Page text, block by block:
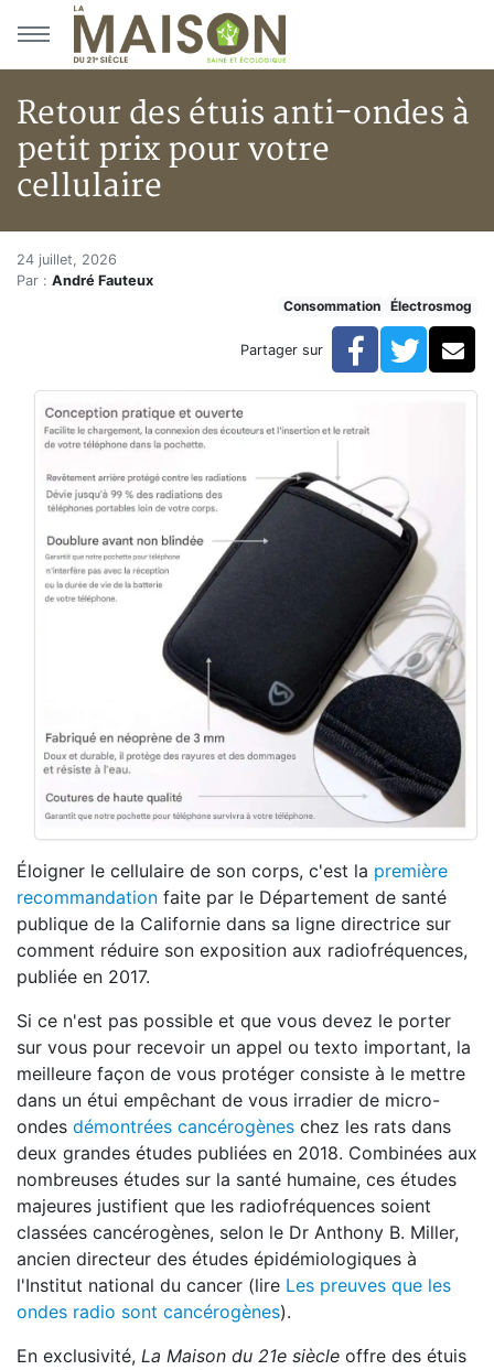
Aller au menu principal
Aller au contenu principal
Retour des étuis anti-ondes à
petit prix pour votre
cellulaire
Accueil
Articles
Retour des étuis anti-ondes à petit prix pour votre
Retour des étuis anti-ondes
24 juillet, 2026
Par : André Fauteux
Consommation
Électrosmog
Partager sur Facebook
Éloigner le cellulaire de son corps, c'est la première
recommandation faite par le Département de santé
publique de la Californie dans sa ligne directrice sur
comment réduire son exposition aux radiofréquences,
publiée en 2017.
Si ce n'est pas possible et que vous devez le porter
sur vous pour recevoir un appel ou texto important, la
meilleure façon de vous protéger consiste à le mettre
dans un étui empêchant de vous irradier de micro-
ondes démontrées cancérogènes chez les rats dans
deux grandes études publiées en 2018. Combinées aux
nombreuses études sur la santé humaine, ces études
majeures justifient que les radiofréquences soient
classées cancérogènes, selon le Dr Anthony B. Miller,
ancien directeur des études épidémiologiques à
l'Institut national du cancer (lire Les preuves que les
ondes radio sont cancérogènes).
En exclusivité, La Maison du 21e siècle offre des étuis